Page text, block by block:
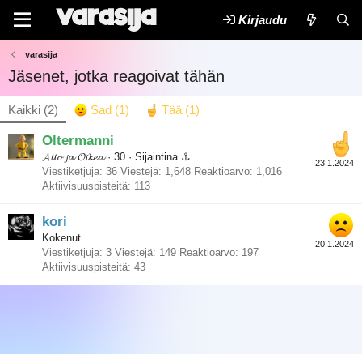
Kirjaudu
varasija
Jäsenet, jotka reagoivat tähän
Kaikki (2) Sad (1) Tää (1)
23.1.2024
Oltermanni
𝓐𝓲𝓽𝓸 𝓳𝓪 𝓞𝓲𝓴𝓮𝓪 · 30 · Sijaintina ⚓︎
Viestiketjuja 36 Viestejä 1,648 Reaktioarvo 1,016
Aktiivisuuspisteitä 113
20.1.2024
kori
Kokenut
Viestiketjuja 3 Viestejä 149 Reaktioarvo 197
Aktiivisuuspisteitä 43